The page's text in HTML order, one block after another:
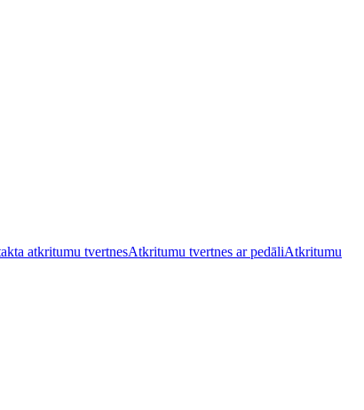
atkritumu tvertnesAtkritumu tvertnes ar pedāliAtkritumu